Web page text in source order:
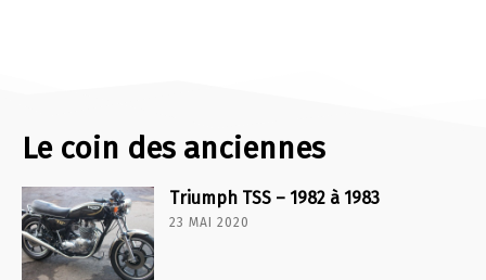
Le coin des anciennes
Triumph TSS – 1982 à 1983
23 MAI 2020